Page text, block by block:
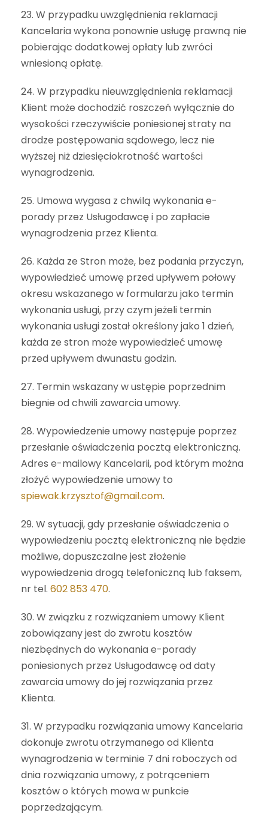
23. W przypadku uwzględnienia reklamacji
Kancelaria wykona ponownie usługę prawną nie
pobierając dodatkowej opłaty lub zwróci
wniesioną opłatę.
24. W przypadku nieuwzględnienia reklamacji
Klient może dochodzić roszczeń wyłącznie do
wysokości rzeczywiście poniesionej straty na
drodze postępowania sądowego, lecz nie
wyższej niż dziesięciokrotność wartości
wynagrodzenia.
25. Umowa wygasa z chwilą wykonania e-
porady przez Usługodawcę i po zapłacie
wynagrodzenia przez Klienta.
26. Każda ze Stron może, bez podania przyczyn,
wypowiedzieć umowę przed upływem połowy
okresu wskazanego w formularzu jako termin
wykonania usługi, przy czym jeżeli termin
wykonania usługi został określony jako 1 dzień,
każda ze stron może wypowiedzieć umowę
przed upływem dwunastu godzin.
27. Termin wskazany w ustępie poprzednim
biegnie od chwili zawarcia umowy.
28. Wypowiedzenie umowy następuje poprzez
przesłanie oświadczenia pocztą elektroniczną.
Adres e-mailowy Kancelarii, pod którym można
złożyć wypowiedzenie umowy to
spiewak.krzysztof@gmail.com.
29. W sytuacji, gdy przesłanie oświadczenia o
wypowiedzeniu pocztą elektroniczną nie będzie
możliwe, dopuszczalne jest złożenie
wypowiedzenia drogą telefoniczną lub faksem,
nr tel. 602 853 470.
30. W związku z rozwiązaniem umowy Klient
zobowiązany jest do zwrotu kosztów
niezbędnych do wykonania e-porady
poniesionych przez Usługodawcę od daty
zawarcia umowy do jej rozwiązania przez
Klienta.
31. W przypadku rozwiązania umowy Kancelaria
dokonuje zwrotu otrzymanego od Klienta
wynagrodzenia w terminie 7 dni roboczych od
dnia rozwiązania umowy, z potrąceniem
kosztów o których mowa w punkcie
poprzedzającym.